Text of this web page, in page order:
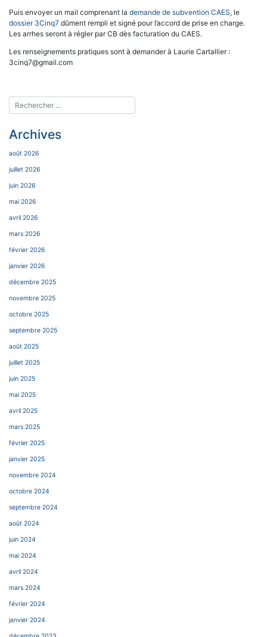
Puis envoyer un mail comprenant la demande de subvention CAES, le
dossier 3Cinq7 dûment rempli et signé pour l’accord de prise en charge.
Les arrhes seront à régler par CB dès facturation du CAES.
Les renseignements pratiques sont à demander à Laurie Cartallier :
3cinq7@gmail.com
Archives
août 2026
juillet 2026
juin 2026
mai 2026
avril 2026
mars 2026
février 2026
janvier 2026
décembre 2025
novembre 2025
octobre 2025
septembre 2025
août 2025
juillet 2025
juin 2025
mai 2025
avril 2025
mars 2025
février 2025
janvier 2025
novembre 2024
octobre 2024
septembre 2024
août 2024
juin 2024
mai 2024
avril 2024
mars 2024
février 2024
janvier 2024